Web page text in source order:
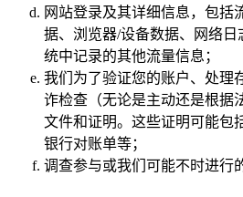
网站登录及其详细信息，包括
据、浏览器/设备数据、网络
统中记录的其他流量信息；
我们为了验证您的账户、处理
诈检查（无论是主动还是根据
文件和证明。这些证明可能包
银行对账单等；
调查参与或我们可能不时进行